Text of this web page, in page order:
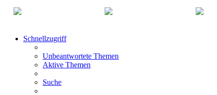
Schnellzugriff
Unbeantwortete Themen
Aktive Themen
Suche